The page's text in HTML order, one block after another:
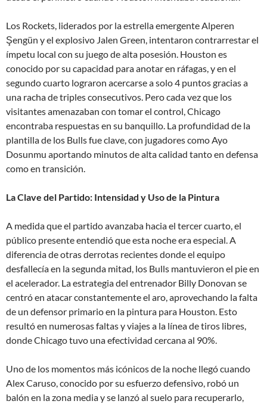
Los Rockets, liderados por la estrella emergente Alperen
Şengün y el explosivo Jalen Green, intentaron contrarrestar el
ímpetu local con su juego de alta posesión. Houston es
conocido por su capacidad para anotar en ráfagas, y en el
segundo cuarto lograron acercarse a solo 4 puntos gracias a
una racha de triples consecutivos. Pero cada vez que los
visitantes amenazaban con tomar el control, Chicago
encontraba respuestas en su banquillo. La profundidad de la
plantilla de los Bulls fue clave, con jugadores como Ayo
Dosunmu aportando minutos de alta calidad tanto en defensa
como en transición.
La Clave del Partido: Intensidad y Uso de la Pintura
A medida que el partido avanzaba hacia el tercer cuarto, el
público presente entendió que esta noche era especial. A
diferencia de otras derrotas recientes donde el equipo
desfallecía en la segunda mitad, los Bulls mantuvieron el pie en
el acelerador. La estrategia del entrenador Billy Donovan se
centró en atacar constantemente el aro, aprovechando la falta
de un defensor primario en la pintura para Houston. Esto
resultó en numerosas faltas y viajes a la línea de tiros libres,
donde Chicago tuvo una efectividad cercana al 90%.
Uno de los momentos más icónicos de la noche llegó cuando
Alex Caruso, conocido por su esfuerzo defensivo, robó un
balón en la zona media y se lanzó al suelo para recuperarlo,